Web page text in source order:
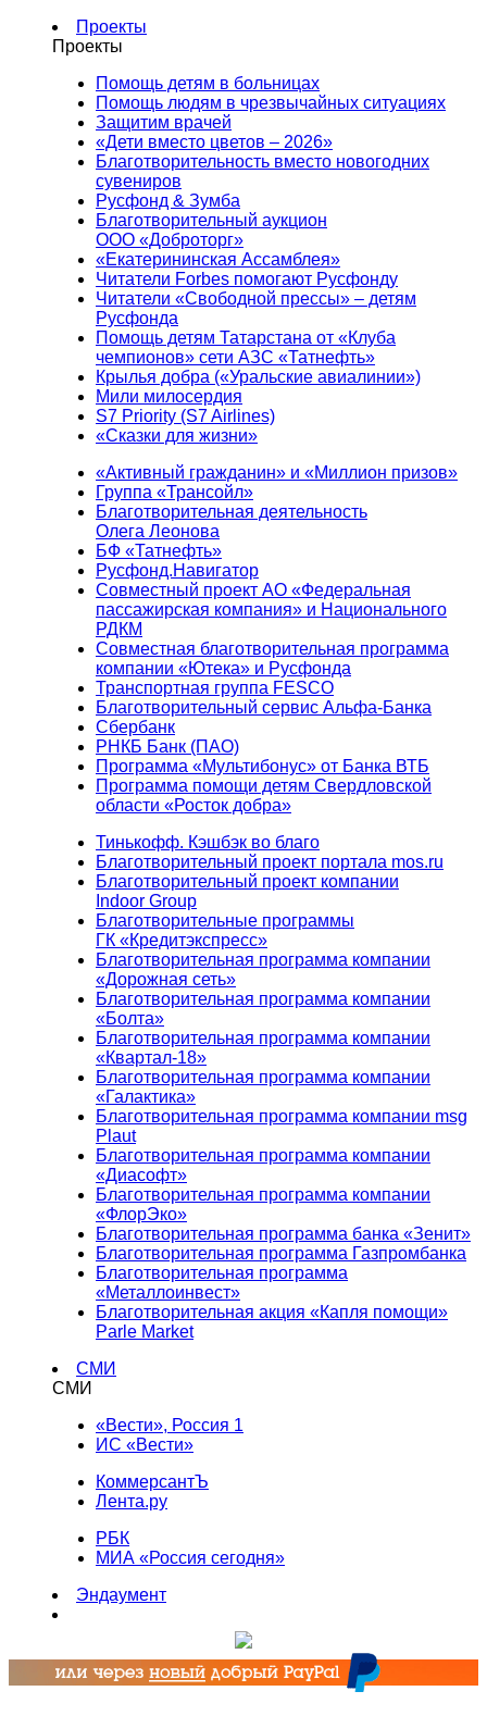
Проекты
Проекты
Помощь детям в больницах
Помощь людям в чрезвычайных ситуациях
Защитим врачей
«Дети вместо цветов – 2026»
Благотворительность вместо новогодних
сувениров
Русфонд & Зумба
Благотворительный аукцион
ООО «Доброторг»
«Екатерининская Ассамблея»
Читатели Forbes помогают Русфонду
Читатели «Свободной прессы» – детям
Русфонда
Помощь детям Татарстана от «Клуба
чемпионов» сети АЗС «Татнефть»
Крылья добра («Уральские авиалинии»)
Мили милосердия
S7 Priority (S7 Airlines)
«Сказки для жизни»
«Активный гражданин» и «Миллион призов»
Группа «Трансойл»
Благотворительная деятельность
Олега Леонова
БФ «Татнефть»
Русфонд.Навигатор
Совместный проект АО «Федеральная
пассажирская компания» и Национального
РДКМ
Совместная благотворительная программа
компании «Ютека» и Русфонда
Транспортная группа FESCO
Благотворительный сервис Альфа-Банка
Сбербанк
РНКБ Банк (ПАО)
Программа «Мультибонус» от Банка ВТБ
Программа помощи детям Свердловской
области «Росток добра»
Тинькофф. Кэшбэк во благо
Благотворительный проект портала mos.ru
Благотворительный проект компании
Indoor Group
Благотворительные программы
ГК «Кредитэкспресс»
Благотворительная программа компании
«Дорожная сеть»
Благотворительная программа компании
«Болта»
Благотворительная программа компании
«Квартал-18»
Благотворительная программа компании
«Галактика»
Благотворительная программа компании msg
Plaut
Благотворительная программа компании
«Диасофт»
Благотворительная программа компании
«ФлорЭко»
Благотворительная программа банка «Зенит»
Благотворительная программа Газпромбанка
Благотворительная программа
«Металлоинвест»
Благотворительная акция «Капля помощи»
Parle Market
СМИ
СМИ
«Вести», Россия 1
ИС «Вести»
КоммерсантЪ
Лента.ру
РБК
МИА «Россия сегодня»
Эндаумент